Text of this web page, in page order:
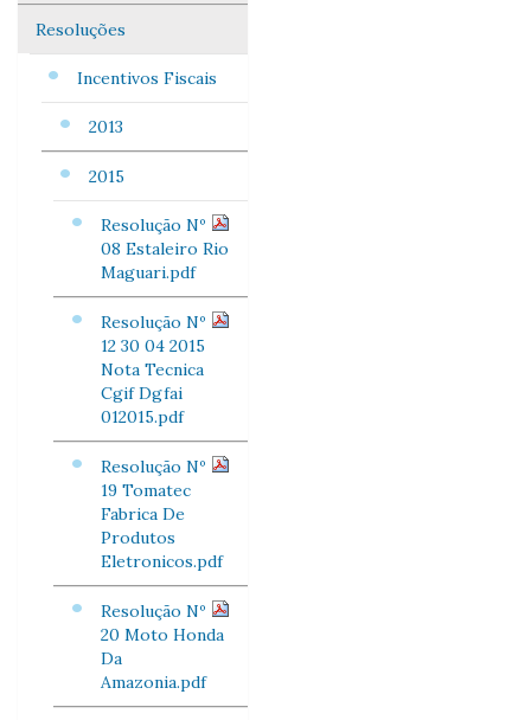
Resoluções
Incentivos Fiscais
2013
2015
Resolução Nº
08 Estaleiro Rio
Maguari.pdf
Resolução Nº
12 30 04 2015
Nota Tecnica
Cgif Dgfai
012015.pdf
Resolução Nº
19 Tomatec
Fabrica De
Produtos
Eletronicos.pdf
Resolução Nº
20 Moto Honda
Da
Amazonia.pdf